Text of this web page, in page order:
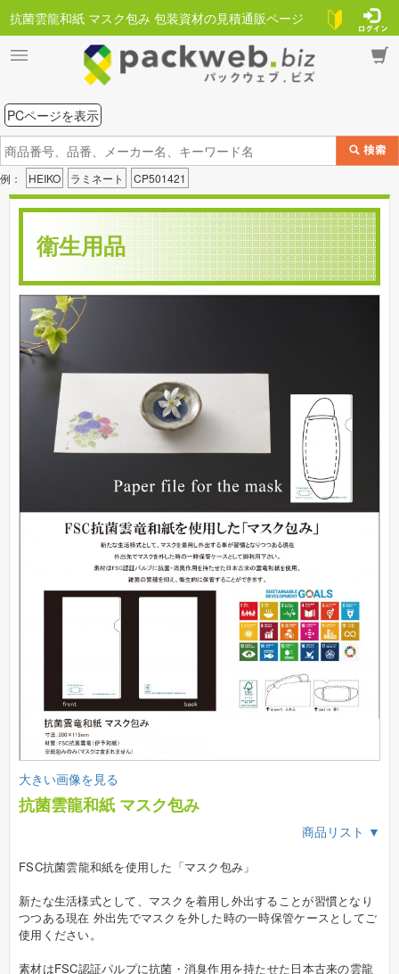
抗菌雲龍和紙 マスク包み 包装資材の見積通販ページ
PCページを表示
例： HEIKO ラミネート CP501421
衛生用品
大きい画像を見る
抗菌雲龍和紙 マスク包み
商品リスト ▼
FSC抗菌雲龍和紙を使用した「マスク包み」
新たな生活様式として、マスクを着用し外出することが習慣となり
つつある現在 外出先でマスクを外した時の一時保管ケースとしてご
使用ください。
素材はFSC認証パルプに抗菌・消臭作用を持たせた日本古来の雲龍